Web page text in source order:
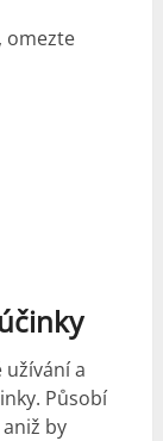
omezte
a
Působí
by